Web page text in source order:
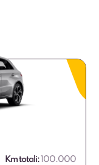
Km totali: 100.000